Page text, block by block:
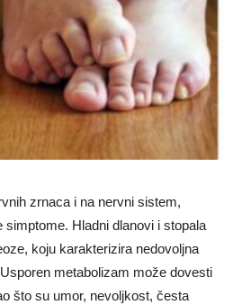
zrnaca i na nervni sistem,
simptome. Hladni dlanovi i stopala
koju karakterizira nedovoljna
metabolizam može dovesti
što su umor, nevoljkost, česta